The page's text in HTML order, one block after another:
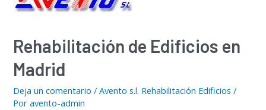
Rehabilitación de Edificios en
Madrid
Deja un comentario /Avento s.l. Rehabilitación Edificios /
Poravento-admin